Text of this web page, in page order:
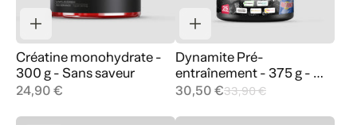
Créatine monohydrate -
300 g - Sans saveur
24,90 €
Dynamite Pré-
entraînement - 375 g - 25
portions
30,50 €33,90 €